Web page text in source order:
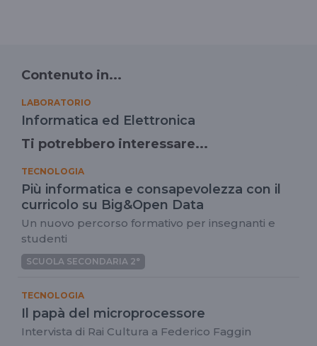
Contenuto in...
LABORATORIO
Informatica ed Elettronica
Ti potrebbero interessare...
TECNOLOGIA
Più informatica e consapevolezza con il
curricolo su Big&Open Data
Un nuovo percorso formativo per insegnanti e
studenti
SCUOLA SECONDARIA 2°
TECNOLOGIA
Il papà del microprocessore
Intervista di Rai Cultura a Federico Faggin